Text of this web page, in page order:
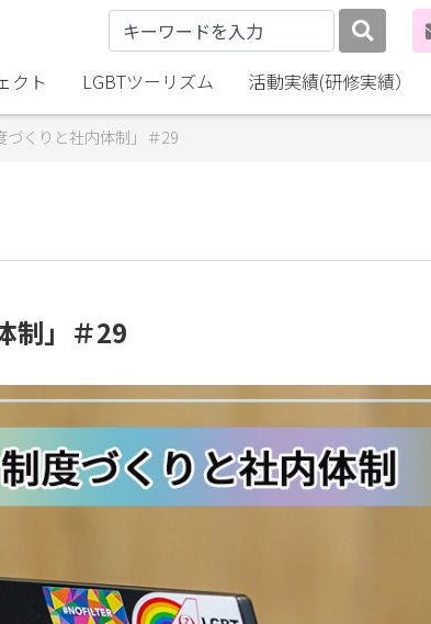
クト LGBTツーリズム 活動実績(研修実績）
づくりと社内体制」＃29
制」＃29